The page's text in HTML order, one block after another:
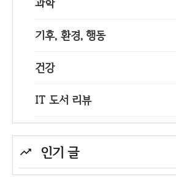
과학
기후, 환경, 행동
건강
IT 도서 리뷰
인기 글